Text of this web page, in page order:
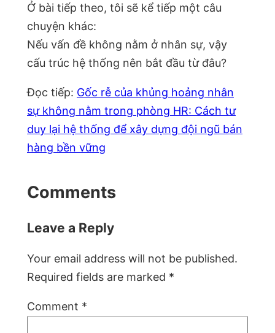
Ở bài tiếp theo, tôi sẽ kể tiếp một câu
chuyện khác:
Nếu vấn đề không nằm ở nhân sự, vậy
cấu trúc hệ thống nên bắt đầu từ đâu?
Đọc tiếp: Gốc rễ của khủng hoảng nhân
sự không nằm trong phòng HR: Cách tư
duy lại hệ thống để xây dựng đội ngũ bán
hàng bền vững
Comments
Leave a Reply
Your email address will not be published.
Required fields are marked *
Comment *